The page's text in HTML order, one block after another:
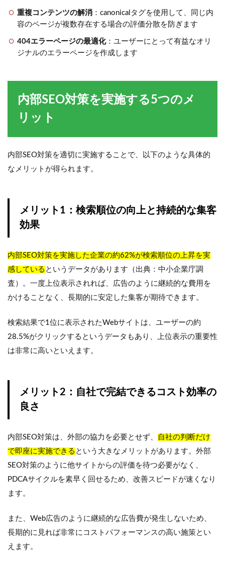
重複コンテンツの解消：canonicalタグを使用して、同じ内
容のページが複数存在する場合の評価分散を防ぎます
404エラーページの最適化：ユーザーにとって有益なオリ
ジナルのエラーページを作成します
内部SEO対策を実施する5つのメ
リット
内部SEO対策を適切に実施することで、以下のような具体的
なメリットが得られます。
メリット1：検索順位の向上と持続的な集客
効果
内部SEO対策を実施した企業の約62%が検索順位の上昇を実
感している というデータがあります（出典：中小企業庁調
査）。一度上位表示されれば、広告のように継続的な費用を
かけることなく、長期的に安定した集客が期待できます。
検索結果で1位に表示されたWebサイトは、ユーザーの約
28.5%がクリックするというデータもあり、上位表示の重要性
は非常に高いといえます。
メリット2：自社で完結できるコスト効率の
良さ
内部SEO対策は、外部の協力を必要とせず、
自社の判断だけ
で即座に実施できる という大きなメリットがあります。外部
SEO対策のように他サイトからの評価を待つ必要がなく、
PDCAサイクルを素早く回せるため、改善スピードが速くなり
ます。
また、Web広告のように継続的な広告費が発生しないため、
長期的に見れば非常にコストパフォーマンスの高い施策とい
えます。